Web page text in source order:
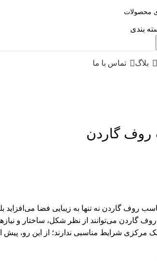
بندی
بلاگ تماس با ما
روف گاردن نه تنها به زیبایی فضا
گاردن می‌توانند از نظر شکل، ساختار و
شرایط مناسبی ندارند؛ از این رو،